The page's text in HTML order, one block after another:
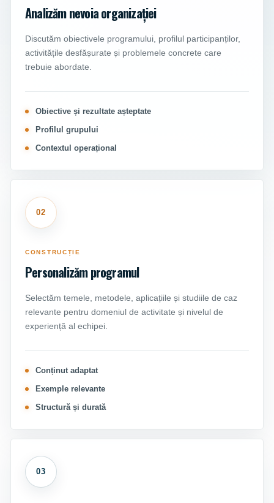
Analizăm nevoia organizației
Discutăm obiectivele programului, profilul participanților,
activitățile desfășurate și problemele concrete care
trebuie abordate.
Obiective și rezultate așteptate
Profilul grupului
Contextul operațional
02
CONSTRUCȚIE
Personalizăm programul
Selectăm temele, metodele, aplicațiile și studiile de caz
relevante pentru domeniul de activitate și nivelul de
experiență al echipei.
Conținut adaptat
Exemple relevante
Structură și durată
03